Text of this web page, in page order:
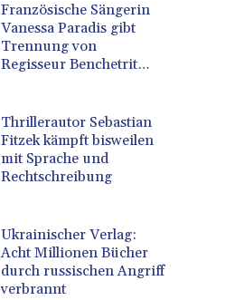
Französische Sängerin
Vanessa Paradis gibt
Trennung von
Regisseur Benchetrit
Thrillerautor Sebastian
Fitzek kämpft bisweilen
mit Sprache und
Rechtschreibung
Ukrainischer Verlag:
Acht Millionen Bücher
durch russischen Angriff
verbrannt